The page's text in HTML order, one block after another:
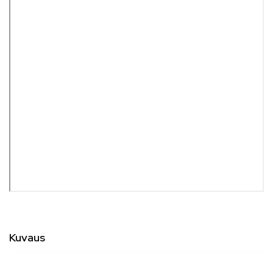
Kuvaus